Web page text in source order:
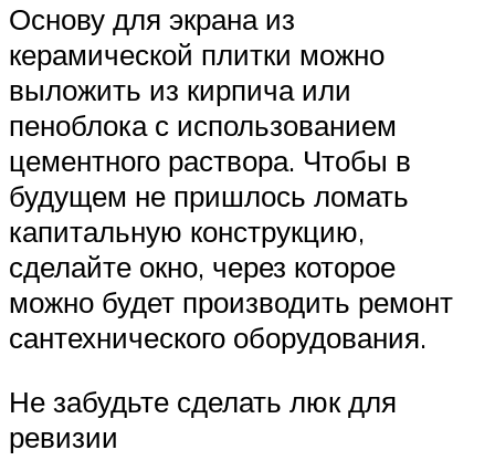
Основу для экрана из
керамической плитки можно
выложить из кирпича или
пеноблока с использованием
цементного раствора. Чтобы в
будущем не пришлось ломать
капитальную конструкцию,
сделайте окно, через которое
можно будет производить ремонт
сантехнического оборудования.
Не забудьте сделать люк для
ревизии